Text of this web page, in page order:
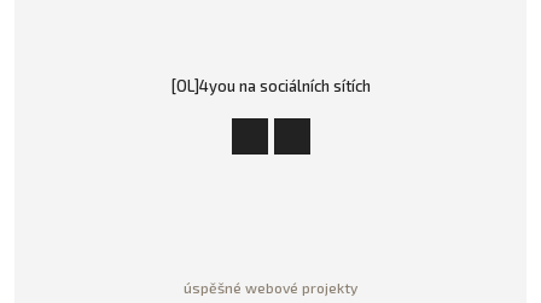
[OL]4you na sociálních sítích
úspěšné webové projekty